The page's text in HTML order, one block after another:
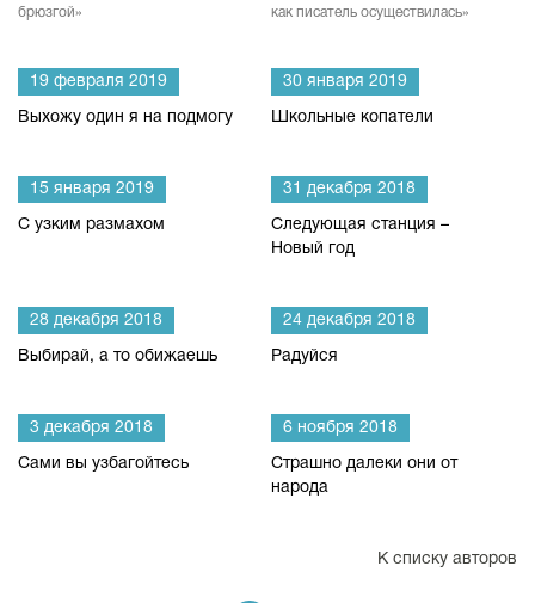
брюзгой»
как писатель осуществилась»
19 февраля 2019
Выхожу один я на подмогу
30 января 2019
Школьные копатели
15 января 2019
С узким размахом
31 декабря 2018
Следующая станция –
Новый год
28 декабря 2018
Выбирай, а то обижаешь
24 декабря 2018
Радуйся
3 декабря 2018
Сами вы узбагойтесь
6 ноября 2018
Страшно далеки они от
народа
К списку авторов